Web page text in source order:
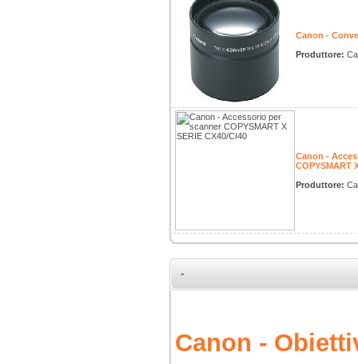
Canon -
Produttore:
Canon -
COPYSMART
Produttore:
-
Canon -